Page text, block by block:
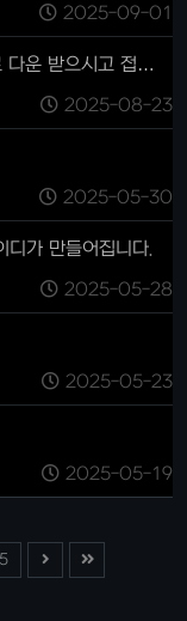
2025-09-01
다운 받으시고 접…
2025-08-23
2025-05-30
디가 만들어집니다.
2025-05-28
2025-05-23
2025-05-19
5